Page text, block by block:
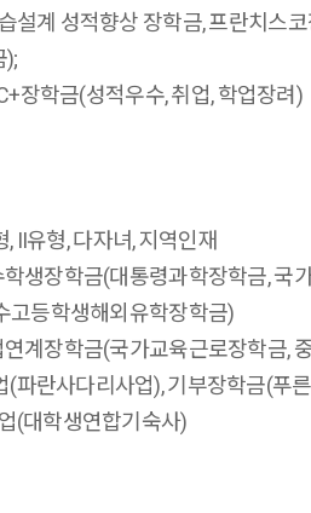
설계 성적향상 장학금, 프란치스
);
장학금(성적우수, 취업, 학업장려)
II유형, 다자녀, 지역인재
생장학금(대통령과학장학금, 국
고등학생해외유학장학금)
계장학금(국가교육근로장학금,
(파란사다리사업), 기부장학금(푸
(대학생연합기숙사)